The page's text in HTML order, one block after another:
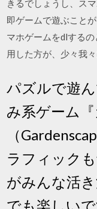
きるでしょうし、ス
即ゲームで遊ぶこと
マホゲームをdlする
用した方が、少々我
パズルで遊
み系ゲーム
（
ラフィック
がみんな活
でも楽しい